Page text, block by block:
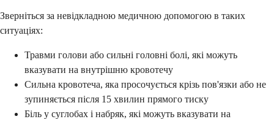
Зверніться за невідкладною медичною допомогою в таких
ситуаціях:
Травми голови або сильні головні болі, які можуть
вказувати на внутрішню кровотечу
Сильна кровотеча, яка просочується крізь пов'язки або не
зупиняється після 15 хвилин прямого тиску
Біль у суглобах і набряк, які можуть вказувати на